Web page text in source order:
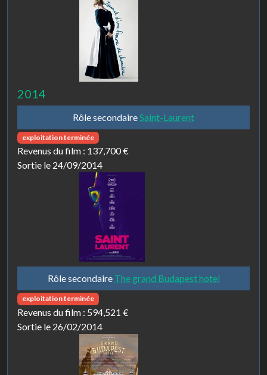
2014
Rôle secondaireSaint-Laurent
exploitation terminée
Revenus du film : 137,700 €
Sortie le 24/09/2014
Rôle secondaire The grand Budapest hotel
exploitation terminée
Revenus du film : 594,521 €
Sortie le 26/02/2014